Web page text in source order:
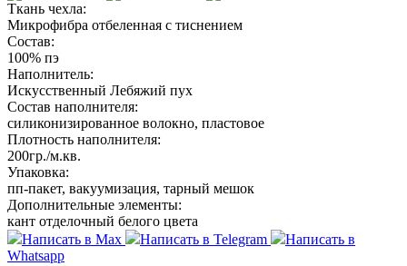
Ткань чехла:
Микрофибра отбеленная с тиснением
Состав:
100% пэ
Наполнитель:
Искусственный Лебяжий пух
Состав наполнителя:
силиконизированное волокно, пластовое
Плотность наполнителя:
200гр./м.кв.
Упаковка:
пп-пакет, вакуумизация, тарный мешок
Дополнительные элементы:
кант отделочный белого цвета
Написать в Max
Написать в Telegram
Написать в
Whatsapp